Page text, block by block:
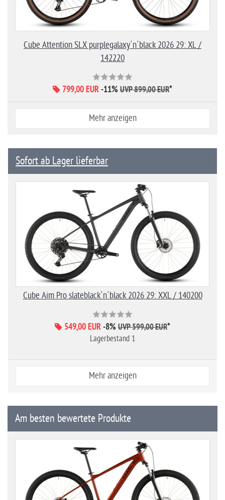
Cube Attention SLX purplegalaxy´n´black 2026 29: XL /
142220
799,00 EUR-11% UVP 899,00 EUR*
Mehr anzeigen
Sofort ab Lager lieferbar
Cube Aim Pro slateblack´n´black 2026 29: XXL / 140200
549,00 EUR-8% UVP 599,00 EUR*
Lagerbestand 1
Mehr anzeigen
Am besten bewertete Produkte